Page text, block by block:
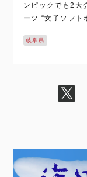
ンピックでも2大
ーツ “女子ソフ
益々盛り上がって
岐阜県